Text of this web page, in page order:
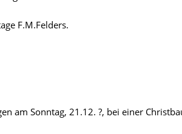
F.M.Felders.
am Sonntag, 21.12. ?, bei einer